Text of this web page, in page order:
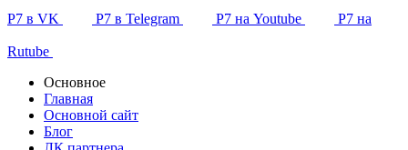
Р7 в VK Р7 в Telegram Р7 на Youtube Р7 на
Rutube
Основное
Главная
Основной сайт
Блог